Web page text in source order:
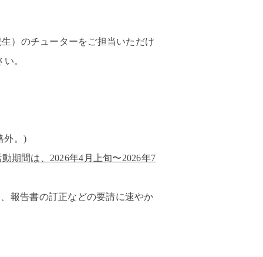
）のチューターをご担当いただけ
。
。 )
期間は、2026年4月上旬〜2026年7
報告書の訂正などの要請に速やか